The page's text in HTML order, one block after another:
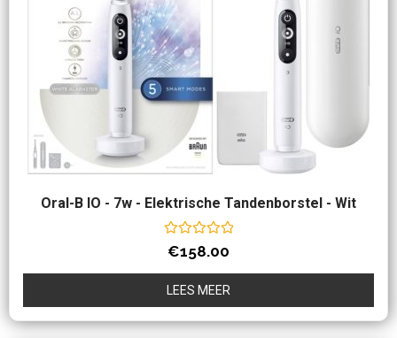
Oral-B IO - 7w - Elektrische Tandenborstel - Wit
Waardering
0
uit
5
€158.00
LEES MEER